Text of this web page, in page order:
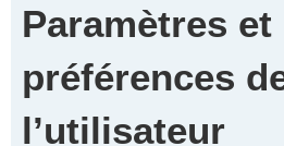
Paramètres et
préférences
l’utilisateur